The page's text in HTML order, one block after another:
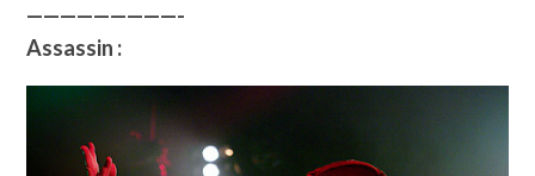
—————————-
Assassin :